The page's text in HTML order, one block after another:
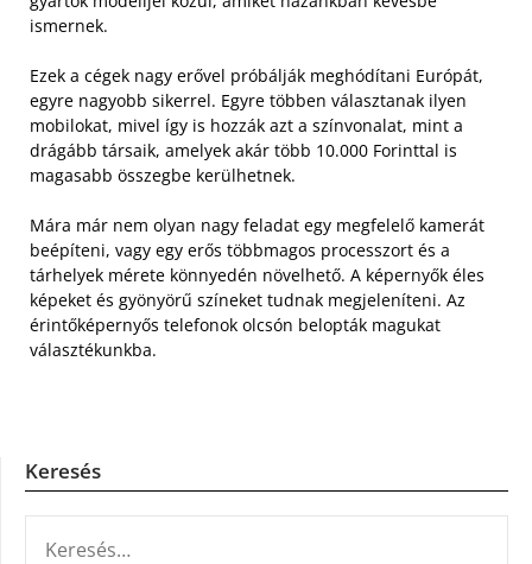
ismernek.
Ezek a cégek nagy erővel próbálják meghódítani Európát,
egyre nagyobb sikerrel. Egyre többen választanak ilyen
mobilokat, mivel így is hozzák azt a színvonalat, mint a
drágább társaik, amelyek akár több 10.000 Forinttal is
magasabb összegbe kerülhetnek.
Mára már nem olyan nagy feladat egy megfelelő kamerát
beépíteni, vagy egy erős többmagos processzort és a
tárhelyek mérete könnyedén növelhető. A képernyők éles
képeket és gyönyörű színeket tudnak megjeleníteni. Az
érintőképernyős telefonok olcsón belopták magukat
választékunkba.
Keresés